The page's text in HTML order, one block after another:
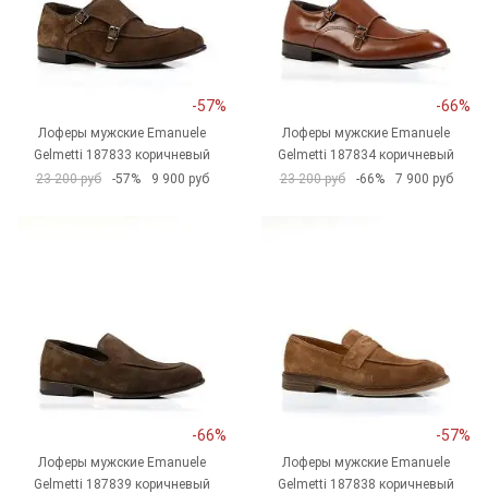
-57%
Лоферы мужские Emanuele
Gelmetti 187833 коричневый
23 200 руб
-57% 9 900 руб
-66%
Лоферы мужские Emanuele
Gelmetti 187834 коричневый
23 200 руб
-66% 7 900 руб
-66%
Лоферы мужские Emanuele
Gelmetti 187839 коричневый
-57%
Лоферы мужские Emanuele
Gelmetti 187838 коричневый